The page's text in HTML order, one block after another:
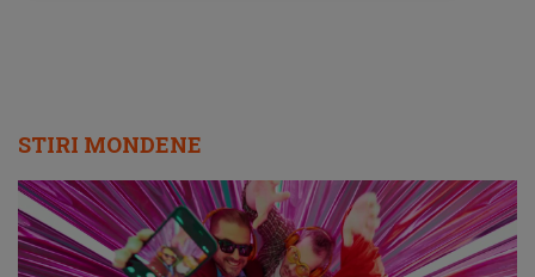
STIRI MONDENE